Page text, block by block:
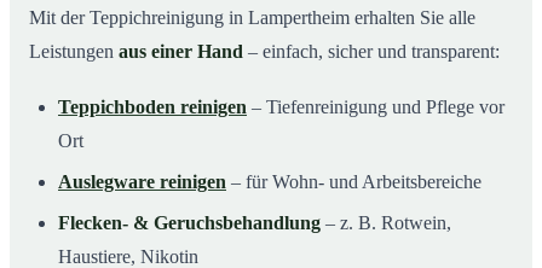
Mit der Teppichreinigung in Lampertheim erhalten Sie alle
Leistungen aus einer Hand – einfach, sicher und transparent:
Teppichboden reinigen – Tiefenreinigung und Pflege vor
Ort
Auslegware reinigen – für Wohn- und Arbeitsbereiche
Flecken- & Geruchsbehandlung – z. B. Rotwein,
Haustiere, Nikotin